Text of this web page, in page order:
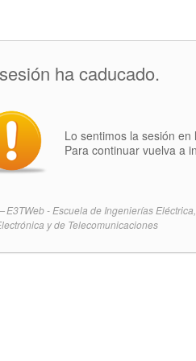
ha caducado.
Lo sentimos la sesión
Para continuar vuelva a
E3TWeb - Escuela de Ingenierías Eléctrica,
y de Telecomunicaciones